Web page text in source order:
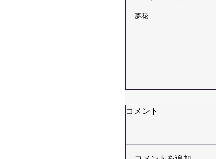
夢花
コメント